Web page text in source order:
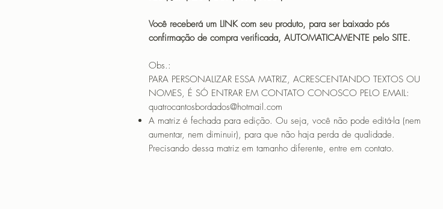
Você receberá um LINK com seu produto, para ser baixado pós
confirmação de compra verificada, AUTOMATICAMENTE pelo SITE.
Obs.:
PARA PERSONALIZAR ESSA MATRIZ, ACRESCENTANDO TEXTOS OU
NOMES, É SÓ ENTRAR EM CONTATO CONOSCO PELO EMAIL:
quatrocantosbordados@hotmail.com
A matriz é fechada para edição. Ou seja, você não pode editá-la (nem
aumentar, nem diminuir), para que não haja perda de qualidade.
Precisando dessa matriz em tamanho diferente, entre em contato.